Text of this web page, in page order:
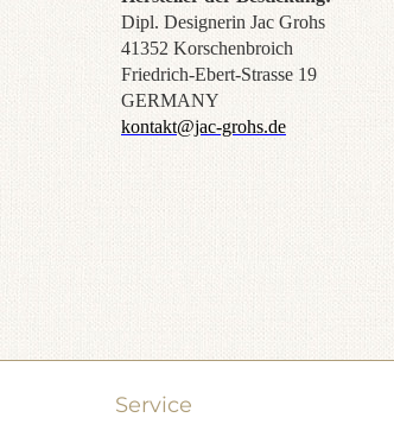
Dipl. Designerin Jac Grohs
41352 Korschenbroich
Friedrich-Ebert-Strasse 19
GERMANY
kontakt@jac-grohs.de
Service